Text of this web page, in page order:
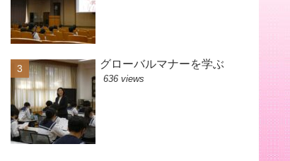
グローバルマナーを学ぶ
636 views